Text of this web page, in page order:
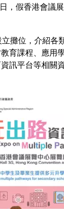
，假香港會議
攤位，介紹各
育課程、應用
訊平台等相關資